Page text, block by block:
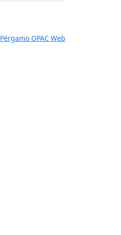
Pérgamo OPAC Web